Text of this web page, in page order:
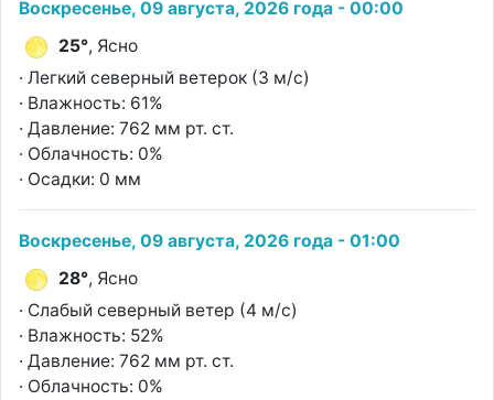
Воскресенье, 09 августа, 2026 года - 00:00
25°, Ясно
· Легкий северный ветерок (3 м/с)
· Влажность: 61%
· Давление: 762 мм рт. ст.
· Облачность: 0%
· Осадки: 0 мм
Воскресенье, 09 августа, 2026 года - 01:00
28°, Ясно
· Слабый северный ветер (4 м/с)
· Влажность: 52%
· Давление: 762 мм рт. ст.
· Облачность: 0%